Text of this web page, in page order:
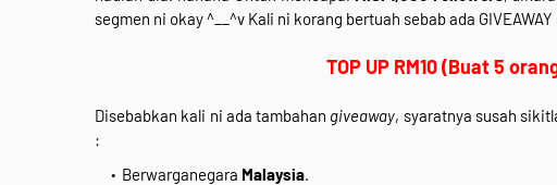
segmen ni okay ^__^v Kali ni korang bertuah sebab ada
TOP UP RM10 (Buat 5
Disebabkan kali ni ada tambahan giveaway, syaratnya susah
:
Berwarganegara Malaysia.